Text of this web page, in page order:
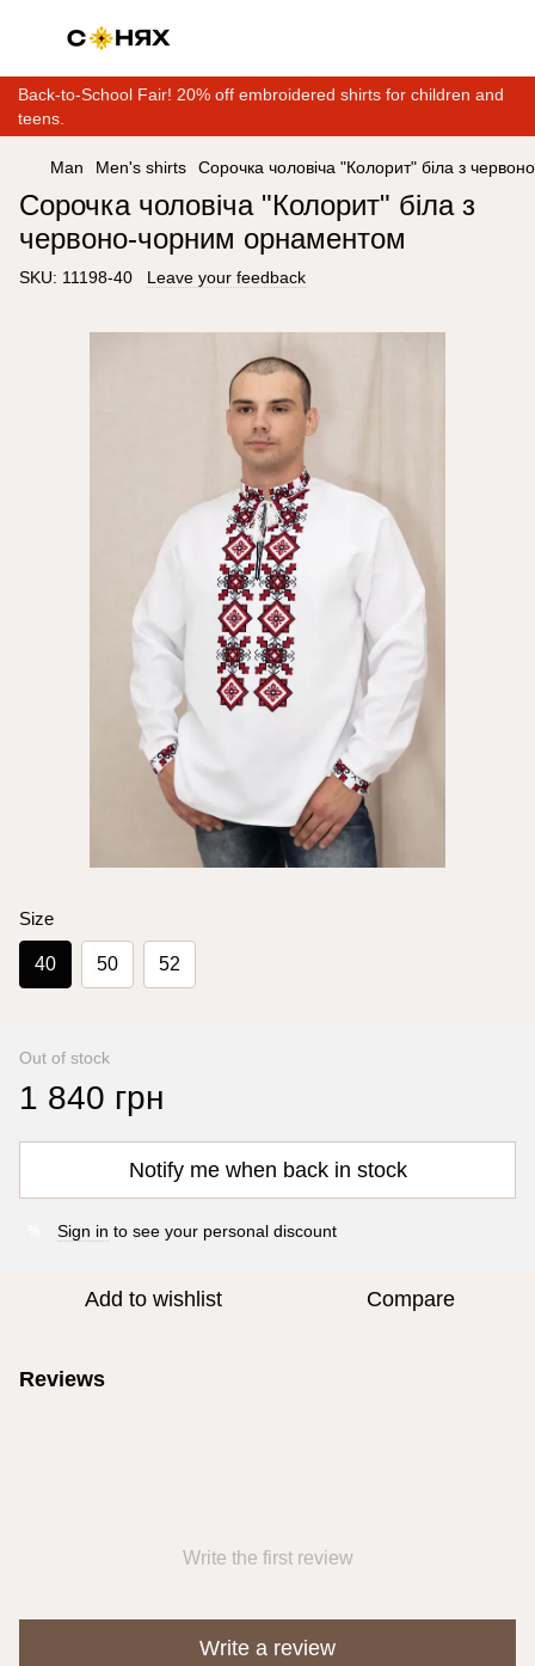
Back-to-School Fair! 20% off embroidered shirts for children and
teens.
Man Men's shirts Сорочка чоловіча "Колорит" біла з
Сорочка чоловіча "Колорит" біла з
червоно-чорним орнаментом
SKU: 11198-40 Leave your feedback
Size
40 50 52
Out of stock
1 840 грн
Notify me when back in stock
Sign in to see your personal discount
Add to wishlist Compare
Reviews
Write the first review
Write a review